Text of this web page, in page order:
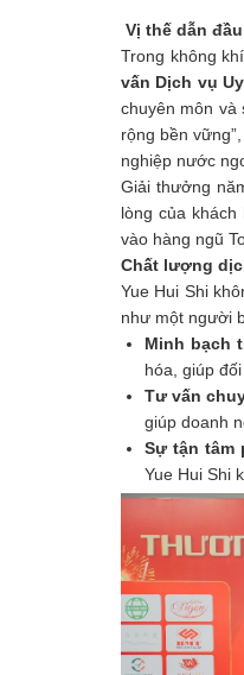
Vị thế dẫn
Trong không
vấn Dịch vụ
chuyên môn và
rộng bền
nghiệp nước
Giải thưởng
lòng của
vào hàng ngũ
Chất lượng
Yue Hui Shi
như một người
Minh bạch
hóa, giúp
Tư vấn
giúp doanh
Sự tận tâm
Yue Hui Shi